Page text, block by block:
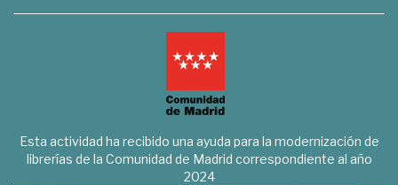
Esta actividad ha recibido una ayuda para la modernización de
librerías de la Comunidad de Madrid correspondiente al año
2024